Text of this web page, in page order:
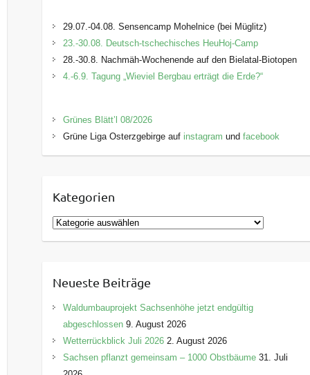
29.07.-04.08. Sensencamp Mohelnice (bei Müglitz)
23.-30.08. Deutsch-tschechisches HeuHoj-Camp
28.-30.8. Nachmäh-Wochenende auf den Bielatal-Biotopen
4.-6.9. Tagung „Wieviel Bergbau erträgt die Erde?“
Grünes Blätt’l 08/2026
Grüne Liga Osterzgebirge auf instagram und facebook
Kategorien
K
a
g
o
i
e
Neueste Beiträge
Waldumbauprojekt Sachsenhöhe jetzt endgültig
abgeschlossen 9. August 2026
Wetterrückblick Juli 2026 2. August 2026
Sachsen pflanzt gemeinsam – 1000 Obstbäume 31. Juli